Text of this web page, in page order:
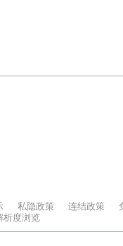
私隐政策 连结政策
析度浏览